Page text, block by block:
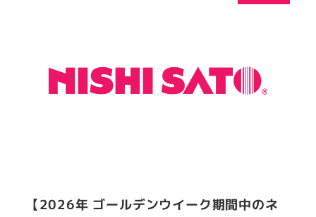
【2026年 ゴールデンウイーク期間中のネ